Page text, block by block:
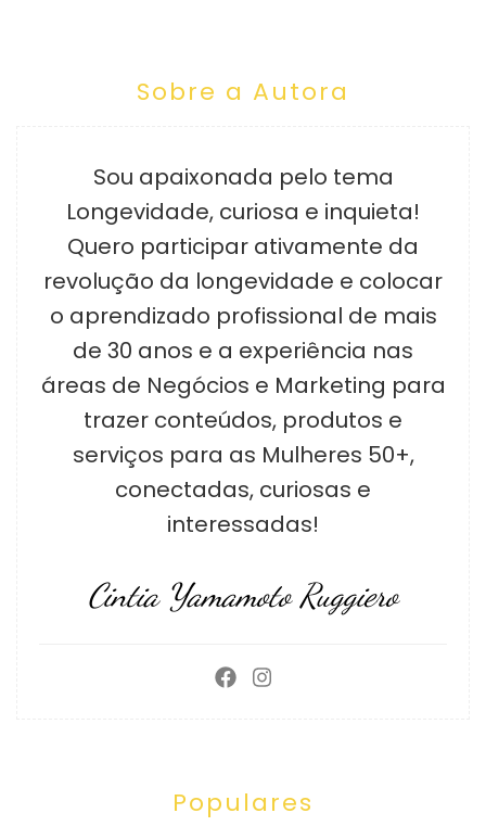
Sobre a Autora
Sou apaixonada pelo tema
Longevidade, curiosa e inquieta!
Quero participar ativamente da
revolução da longevidade e colocar
o aprendizado profissional de mais
de 30 anos e a experiência nas
áreas de Negócios e Marketing para
trazer conteúdos, produtos e
serviços para as Mulheres 50+,
conectadas, curiosas e
interessadas!
Cintia Yamamoto Ruggiero
Populares